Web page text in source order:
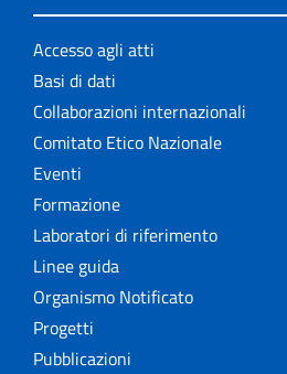
Accesso agli atti
Basi di dati
Collaborazioni internazionali
Comitato Etico Nazionale
Eventi
Formazione
Laboratori di riferimento
Linee guida
Organismo Notificato
Progetti
Pubblicazioni